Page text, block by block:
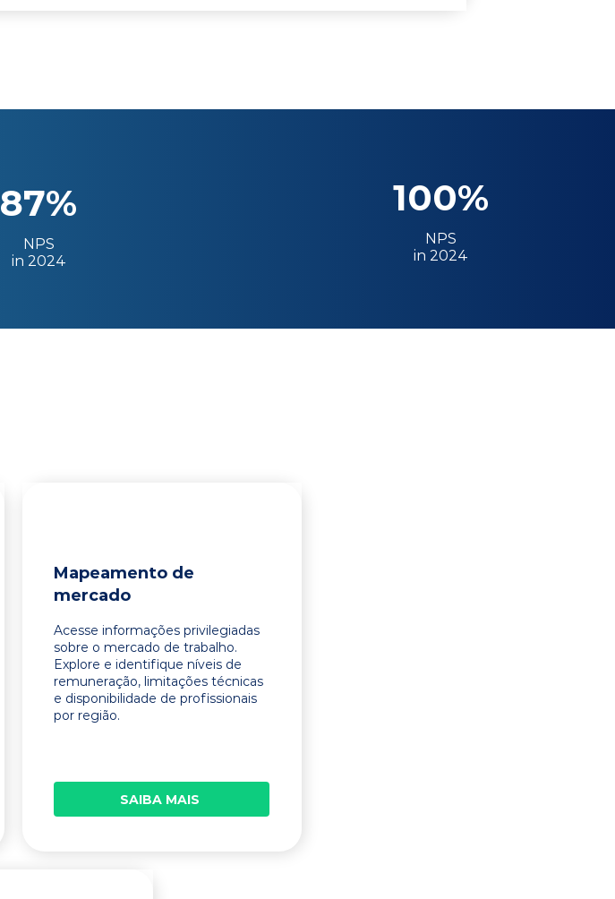
87%
NPS
in 2024
100%
NPS
in 2024
Mapeamento de
mercado
Acesse informações privilegiadas
sobre o mercado de trabalho.
Explore e identifique níveis de
remuneração, limitações técnicas
e disponibilidade de profissionais
por região.
SAIBA MAIS